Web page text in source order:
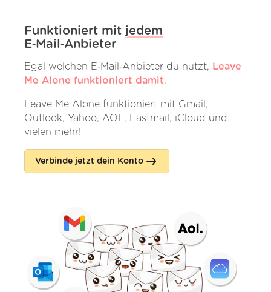
Funktioniert mit jedem
E‑Mail‑Anbieter
Egal welchen E‑Mail‑Anbieter du nutzt, Leave
Me Alone funktioniert damit.
Leave Me Alone funktioniert mit Gmail,
Outlook, Yahoo, AOL, Fastmail, iCloud und
vielen mehr!
Verbinde jetzt dein Konto